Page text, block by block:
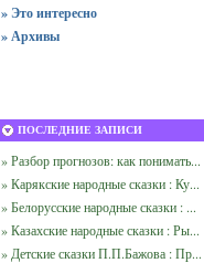
» Это интересно
» Архивы
ПОСЛЕДНИЕ ЗАПИСИ
» Разбор прогнозов: как понимать...
» Карякские народные сказки : Ку...
» Белорусские народные сказки : ...
» Казахские народные сказки : Ры...
» Детские сказки П.П.Бажова : Пр...